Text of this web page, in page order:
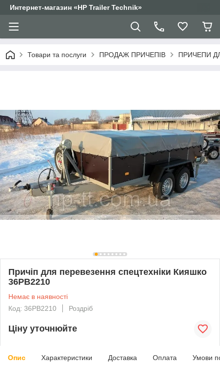
Интернет-магазин «HP Trailer Technik»
Товари та послуги ПРОДАЖ ПРИЧЕПІВ ПРИЧЕПИ
Причіп для перевезення спецтехніки Кияшко
36PB2210
Немає в наявності
Код: 36PB2210
Роздріб
Ціну уточнюйте
Опис Характеристики Доставка Оплата Умови